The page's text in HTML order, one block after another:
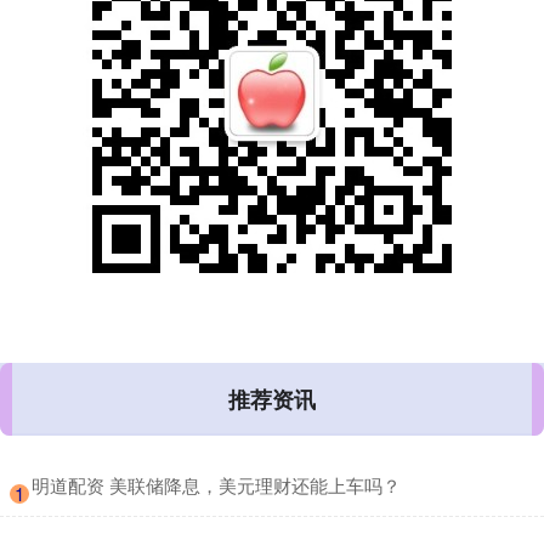
推荐资讯
1 ​明道配资 美联储降息，美元理财还能上车吗？